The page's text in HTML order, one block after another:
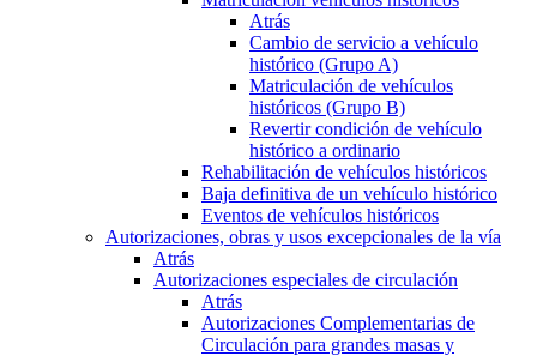
Atrás
Cambio de servicio a vehículo
histórico (Grupo A)
Matriculación de vehículos
históricos (Grupo B)
Revertir condición de vehículo
histórico a ordinario
Rehabilitación de vehículos históricos
Baja definitiva de un vehículo histórico
Eventos de vehículos históricos
Autorizaciones, obras y usos excepcionales de la vía
Atrás
Autorizaciones especiales de circulación
Atrás
Autorizaciones Complementarias de
Circulación para grandes masas y